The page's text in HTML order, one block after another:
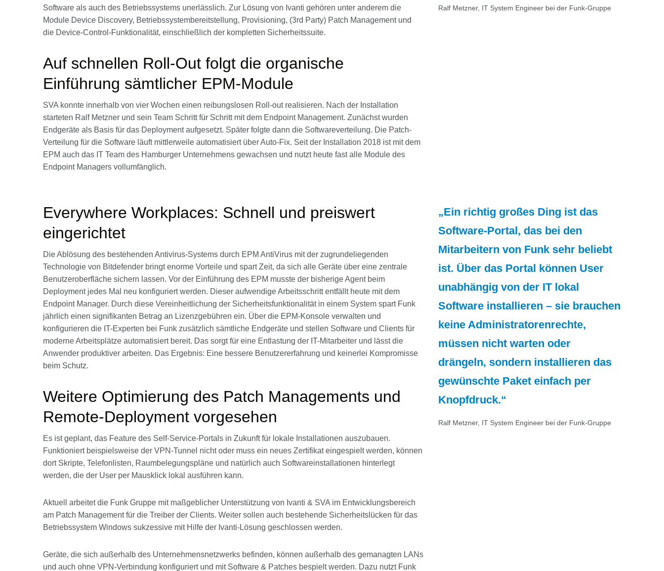
Software als auch des Betriebssystems unerlässlich. Zur Lösung von Ivanti gehören unter anderem die
Module Device Discovery, Betriebssystembereitstellung, Provisioning, (3rd Party) Patch Management und
die Device-Control-Funktionalität, einschließlich der kompletten Sicherheitssuite.
Auf schnellen Roll-Out folgt die organische
Einführung sämtlicher EPM-Module
SVA konnte innerhalb von vier Wochen einen reibungslosen Roll-out realisieren. Nach der Installation
starteten Ralf Metzner und sein Team Schritt für Schritt mit dem Endpoint Management. Zunächst wurden
Endgeräte als Basis für das Deployment aufgesetzt. Später folgte dann die Softwareverteilung. Die Patch-
Verteilung für die Software läuft mittlerweile automatisiert über Auto-Fix. Seit der Installation 2018 ist mit dem
EPM auch das IT Team des Hamburger Unternehmens gewachsen und nutzt heute fast alle Module des
Endpoint Managers vollumfänglich.
Ralf Metzner, IT System Engineer bei der Funk-Gruppe
Everywhere Workplaces: Schnell und preiswert
eingerichtet
Die Ablösung des bestehenden Antivirus-Systems durch EPM AntiVirus mit der zugrundeliegenden
Technologie von Bitdefender bringt enorme Vorteile und spart Zeit, da sich alle Geräte über eine zentrale
Benutzeroberfläche sichern lassen. Vor der Einführung des EPM musste der bisherige Agent beim
Deployment jedes Mal neu konfiguriert werden. Dieser aufwendige Arbeitsschritt entfällt heute mit dem
Endpoint Manager. Durch diese Vereinheitlichung der Sicherheitsfunktionalität in einem System spart Funk
jährlich einen signifikanten Betrag an Lizenzgebühren ein. Über die EPM-Konsole verwalten und
konfigurieren die IT-Experten bei Funk zusätzlich sämtliche Endgeräte und stellen Software und Clients für
moderne Arbeitsplätze automatisiert bereit. Das sorgt für eine Entlastung der IT-Mitarbeiter und lässt die
Anwender produktiver arbeiten. Das Ergebnis: Eine bessere Benutzererfahrung und keinerlei Kompromisse
beim Schutz.
Weitere Optimierung des Patch Managements und
Remote-Deployment vorgesehen
Es ist geplant, das Feature des Self-Service-Portals in Zukunft für lokale Installationen auszubauen.
Funktioniert beispielsweise der VPN-Tunnel nicht oder muss ein neues Zertifikat eingespielt werden, können
dort Skripte, Telefonlisten, Raumbelegungspläne und natürlich auch Softwareinstallationen hinterlegt
werden, die der User per Mausklick lokal ausführen kann.
Aktuell arbeitet die Funk Gruppe mit maßgeblicher Unterstützung von Ivanti & SVA im Entwicklungsbereich
am Patch Management für die Treiber der Clients. Weiter sollen auch bestehende Sicherheitslücken für das
Betriebssystem Windows sukzessive mit Hilfe der Ivanti-Lösung geschlossen werden.
Geräte, die sich außerhalb des Unternehmensnetzwerks befinden, können außerhalb des gemanagten LANs
und auch ohne VPN-Verbindung konfiguriert und mit Software & Patches bespielt werden. Dazu nutzt Funk
Ein richtig großes Ding ist das
Software-Portal, das bei den
Mitarbeitern von Funk sehr beliebt
ist. Über das Portal können User
unabhängig von der IT lokal
Software installieren – sie brauchen
keine Administratorenrechte,
müssen nicht warten oder
drängeln, sondern installieren das
gewünschte Paket einfach per
Knopfdruck.
Ralf Metzner, IT System Engineer bei der Funk-Gruppe